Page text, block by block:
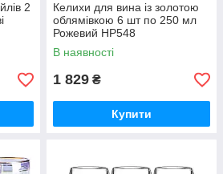
2
Келихи для вина із золотою
облямівкою 6 шт по 250 мл
Рожевий HP548
В наявності
1 829 ₴
Купити